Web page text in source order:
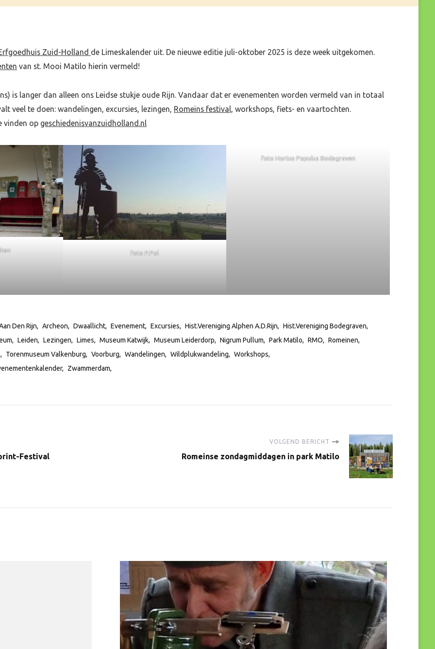
Zuid-Holland de Limeskalender uit. De nieuwe editie juli-oktober 2025 is deze week uitgekomen.
van st. Mooi Matilo hierin vermeld!
is langer dan alleen ons Leidse stukje oude Rijn. Vandaar dat er evenementen worden vermeld van in totaal
veel te doen: wandelingen, excursies, lezingen, Romeins festival, workshops, fiets- en vaartochten.
vinden op geschiedenisvanzuidholland.nl
foto P.Pol
foto Hortus Populus Bodegraven
Den Rijn Archeon Dwaallicht Evenement Excursies Hist.Vereniging Alphen A.d.Rijn
Hist.Vereniging Bodegraven
Leiden Lezingen Limes Museum Katwijk Museum Leiderdorp Nigrum Pullum Park Matilo RMO
Romeinen
Torenmuseum Valkenburg Voorburg Wandelingen Wildplukwandeling
Workshops
Zwammerdam
Festival
VOLGEND BERICHT
Romeinse zondagmiddagen in park Matilo